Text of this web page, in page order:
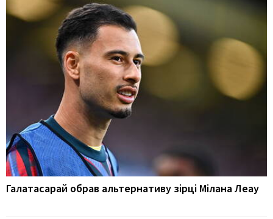
Галатасарай обрав альтернативу зірці Мілана Леау